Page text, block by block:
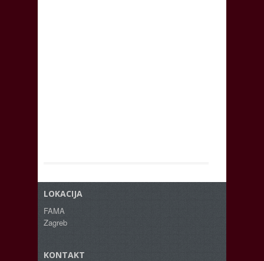
LOKACIJA
FAMA
Zagreb
KONTAKT